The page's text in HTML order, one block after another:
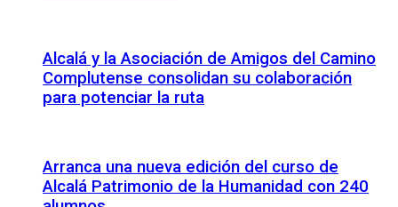
Alcalá y la Asociación de Amigos del Camino
Complutense consolidan su colaboración
para potenciar la ruta
Arranca una nueva edición del curso de
Alcalá Patrimonio de la Humanidad con 240